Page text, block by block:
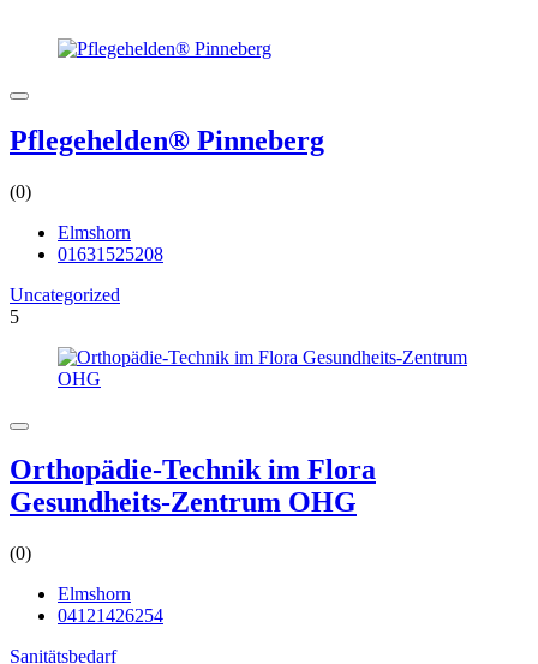
Pflegehelden® Pinneberg
(0)
Elmshorn
01631525208
Uncategorized
5
Orthopädie-Technik im Flora
Gesundheits-Zentrum OHG
(0)
Elmshorn
04121426254
Sanitätsbedarf